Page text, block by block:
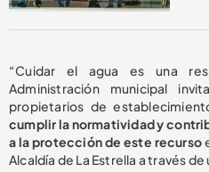
“Cuidar el agua es una
Administración municipal
propietarios de
cumplir la normatividad y
a la protección de este recurso
Alcaldía de La Estrella a través